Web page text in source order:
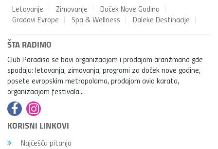
Letovanje Zimovanje
Doček Nove Godina
Gradovi Evrope
Spa & Wellness Daleke Destinacije
ŠTA RADIMO
Club Paradiso se bavi organizacijom i prodajom aranžmana gde
spadaju: letovanja, zimovanja, programi za doček nove godine,
posete evropskim metropolama, prodajom avio karata,
organizacijom festivala...
KORISNI LINKOVI
Najčešća pitanja